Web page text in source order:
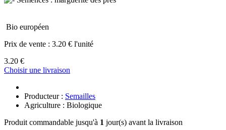
Bio européen
Prix de vente : 3.20 € l'unité
3.20 €
Choisir une livraison
Producteur : Semailles
Agriculture : Biologique
Produit commandable jusqu'à 1 jour(s) avant la livraison